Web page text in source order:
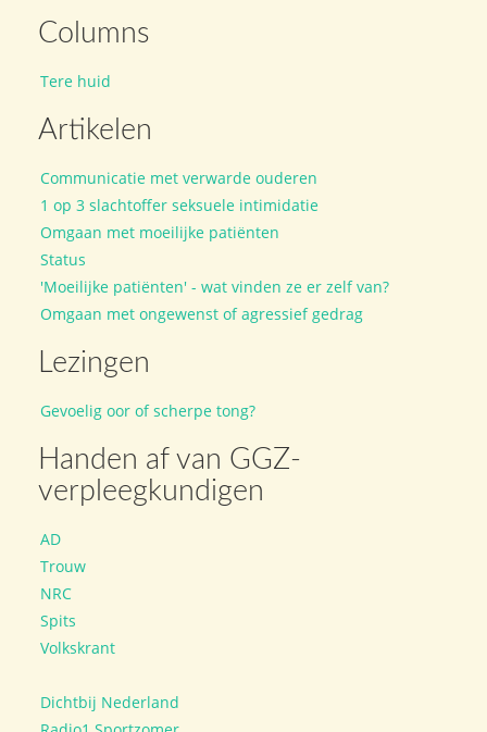
Columns
Tere huid
Artikelen
Communicatie met verwarde ouderen
1 op 3 slachtoffer seksuele intimidatie
Omgaan met moeilijke patiënten
Status
'Moeilijke patiënten' - wat vinden ze er zelf van?
Omgaan met ongewenst of agressief gedrag
Lezingen
Gevoelig oor of scherpe tong?
Handen af van GGZ-
verpleegkundigen
AD
Trouw
NRC
Spits
Volkskrant
Dichtbij Nederland